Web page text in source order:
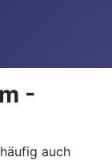
-
auch